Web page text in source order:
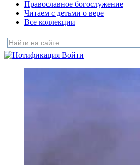
Православное богослужение
Читаем с детьми о вере
Все коллекции
Войти